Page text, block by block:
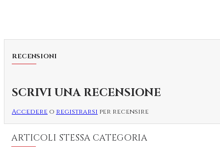
RECENSIONI
SCRIVI UNA RECENSIONE
Accedere o registrarsi per recensire
ARTICOLI STESSA CATEGORIA